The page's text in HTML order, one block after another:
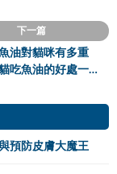
下一篇
油對貓咪有多重
吃魚油的好處一次
預防皮膚大魔王